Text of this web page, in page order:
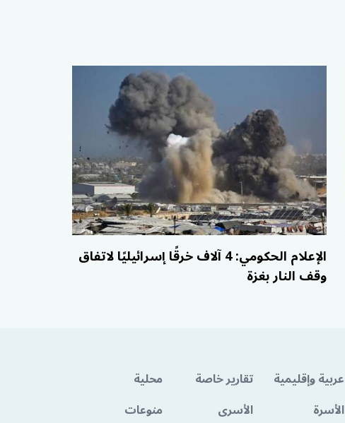
الإعلام الحكومي: 4 آلاف خرقًا إسرائيليًا لاتفاق
وقف النار بغزة
عربية وإقليمية تقارير خاصة
محلية
الأسرة الأسرى منوعات